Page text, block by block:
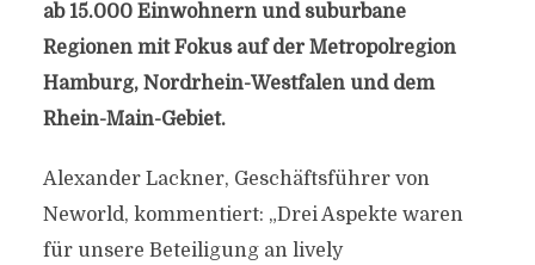
ab 15.000 Einwohnern und suburbane
Regionen mit Fokus auf der Metropolregion
Hamburg, Nordrhein-Westfalen und dem
Rhein-Main-Gebiet.
Alexander Lackner, Geschäftsführer von
Neworld, kommentiert: „Drei Aspekte waren
für unsere Beteiligung an lively